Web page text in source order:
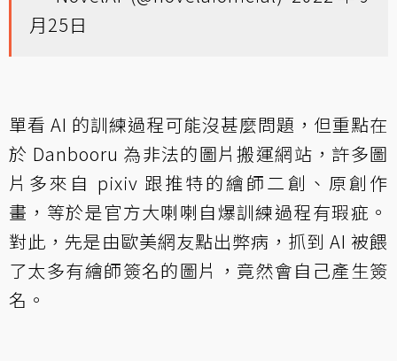
月25日
單看 AI 的訓練過程可能沒甚麼問題，但重點在
於 Danbooru 為非法的圖片搬運網站，許多圖
片多來自 pixiv 跟推特的繪師二創、原創作
畫，等於是官方大喇喇自爆訓練過程有瑕疵。
對此，先是由歐美網友點出弊病，抓到 AI 被餵
了太多有繪師簽名的圖片，竟然會自己產生簽
名。